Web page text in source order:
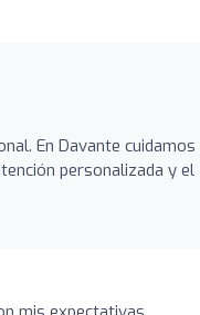
En Davante cuidamos
personalizada y el